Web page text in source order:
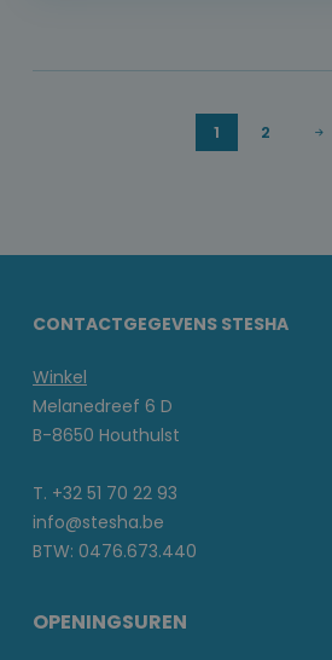
1 2
CONTACTGEGEVENS STESHA
Winkel
Melanedreef 6 D
B-8650 Houthulst
T. +32 51 70 22 93
info@stesha.be
BTW: 0476.673.440
OPENINGSUREN